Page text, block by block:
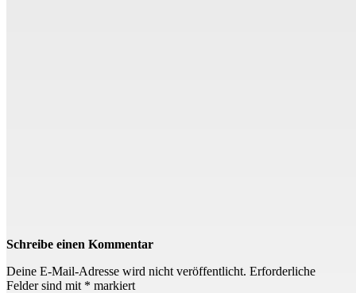
Schreibe einen Kommentar
Deine E-Mail-Adresse wird nicht veröffentlicht. Erforderliche
Felder sind mit * markiert